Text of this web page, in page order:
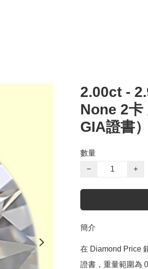
2.00ct -
None 2卡
GIA證書）
數量
−
+
簡介
在 Diamond Price
證書，重量範圍為